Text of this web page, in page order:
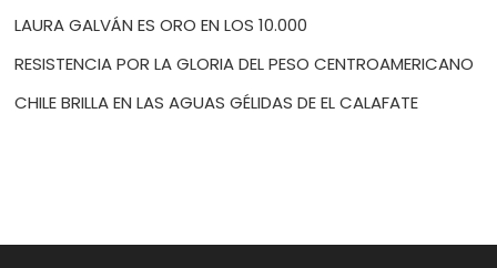
LAURA GALVÁN ES ORO EN LOS 10.000
RESISTENCIA POR LA GLORIA DEL PESO CENTROAMERICANO
CHILE BRILLA EN LAS AGUAS GÉLIDAS DE EL CALAFATE